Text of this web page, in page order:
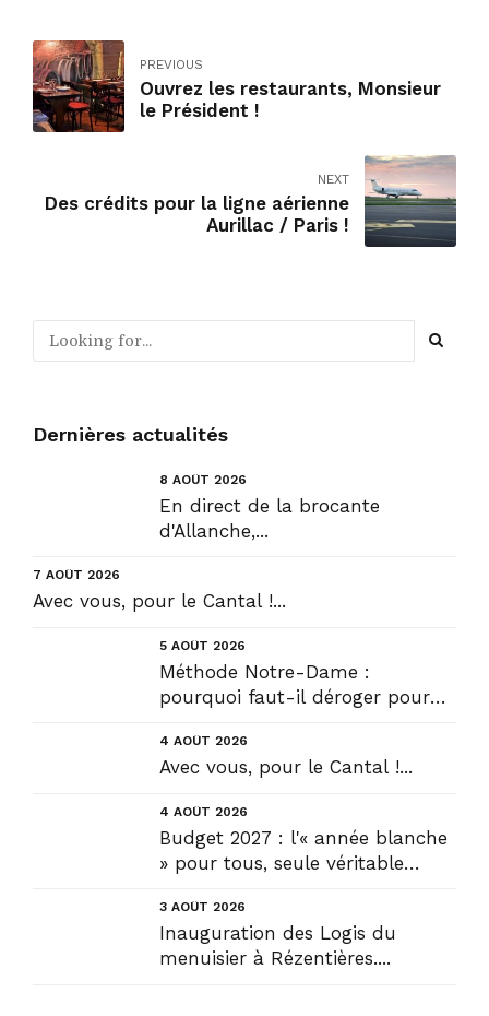
PREVIOUS
Ouvrez les restaurants, Monsieur
le Président !
NEXT
Des crédits pour la ligne aérienne
Aurillac / Paris !
Dernières actualités
8 AOÛT 2026
En direct de la brocante
d'Allanche,...
7 AOÛT 2026
Avec vous, pour le Cantal !...
5 AOÛT 2026
Méthode Notre-Dame :
pourquoi faut-il déroger pour
4 AOÛT 2026
Avec vous, pour le Cantal !...
4 AOÛT 2026
Budget 2027 : l'« année blanche
» pour tous, seule véritable
3 AOÛT 2026
Inauguration des Logis du
menuisier à Rézentières....